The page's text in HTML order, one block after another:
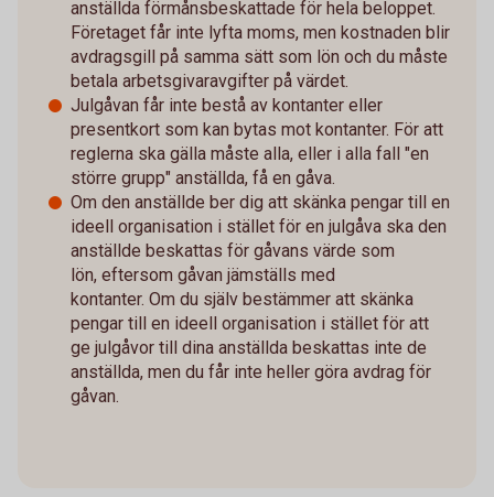
anställda förmånsbeskattade för hela beloppet.
Företaget får inte lyfta moms, men kostnaden blir
avdragsgill på samma sätt som lön och du måste
betala arbetsgivaravgifter på värdet.
Julgåvan får inte bestå av kontanter eller
presentkort som kan bytas mot kontanter. För att
reglerna ska gälla måste alla, eller i alla fall "en
större grupp" anställda, få en gåva.
Om den anställde ber dig att skänka pengar till en
ideell organisation i stället för en julgåva ska den
anställde beskattas för gåvans värde som
lön, eftersom gåvan jämställs med
kontanter. Om du själv bestämmer att skänka
pengar till en ideell organisation i stället för att
ge julgåvor till dina anställda beskattas inte de
anställda, men du får inte heller göra avdrag för
gåvan.